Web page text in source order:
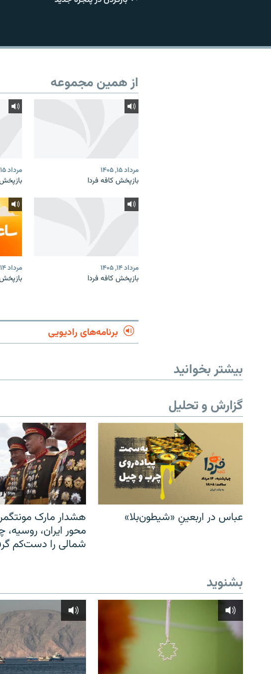
از همین مجموعه
مرداد ۱۵, ۱۴۰۵
بازپخش کافه فردا
مرداد ۱۵, ۱۴۰۵
مرداد ۱۴, ۱۴۰۵
بازپخش کافه فردا
مرداد ۱۴, ۱۴۰۵
برنامه‌های رادیویی
بیشتر بخوانید
گزارش و تحلیل
عباس در اربعینِ «شیطون‌بلا»
هشدار مارک
محور ایران، روسیه،
شمالی را دست‌کم
بشنوید